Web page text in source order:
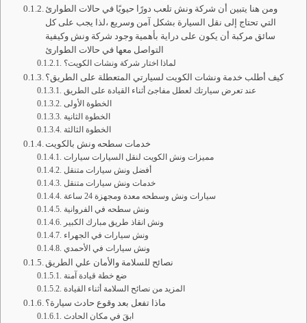
ومن هنا يتبين أن شركة ونش تلعب دورًا حيويًا في حالات الطوارئ
التي تحتاج إلى نقل السيارة بشكل آمن وسريع ،لذا يجب على كل
سائق مركبة أن يكون على دراية بأهمية وجود شركة ونش وكيفية
التواصل معها في حالات الطوارئ
لماذا اختار شركة ونشات الكويت؟
كيف أطلب خدمة ونشات الكويت لسيارتي المتعطلة على الطريق؟
عند تعرض سيارتك لعطل مفاجئ أثناء القيادة على الطريق
الخطوة الأولى
الخطوة الثانية
الخطوة الثالثة
خدمات سطحه ونش بالكويت
مميزات ونش الكويت لنقل السيارات سيارات
أفضل ونش سيارات متنقل
خدمات ونش سيارات متنقل
سيارات ونش وسطحه معدة ومجهزة 24 ساعة
ونش سطحه في الفروانية
ونش انقاذ طريق مبارك الكبير
ونش سيارات في الجهراء
ونش سيارات في الأحمدي
نصائح للسلامة والأمان علي الطريق
ضع خطة قيادة آمنة
المزيد من نصائح السلامة أثناء القيادة
ماذا تفعل بعد وقوع حادث سيارة؟
ابقَ في مكان الحادث